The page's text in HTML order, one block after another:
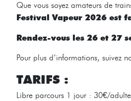
Que vous soyez amateurs de
Festival Vapeur 2026 est
Rendez-vous les 26 et 27
Pour plus d’informations, suivez
TARIFS :
Libre parcours 1 jour : 30€/